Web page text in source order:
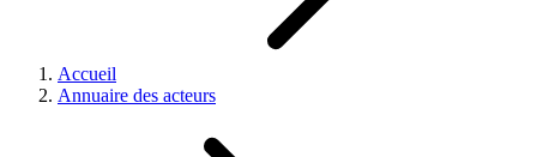
Accueil
Annuaire des acteurs